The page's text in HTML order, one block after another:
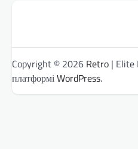
Copyright © 2026 Retro | Elite
платформіWordPress.